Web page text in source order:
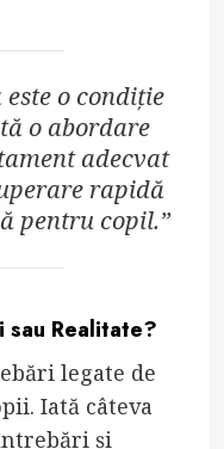
o condiție
o abordare
adecvat
rapidă
pentru copil.”
Realitate?
legate de
Iată câteva
și